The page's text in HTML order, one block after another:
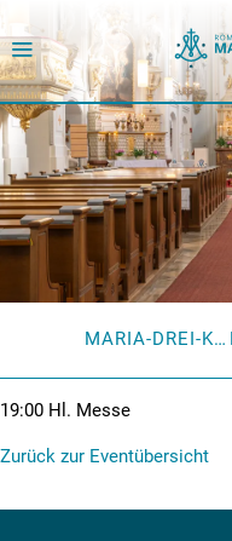
MARIA-DREI-KIRCHEN
19:00 Hl. Messe
Zurück zur Eventübersicht